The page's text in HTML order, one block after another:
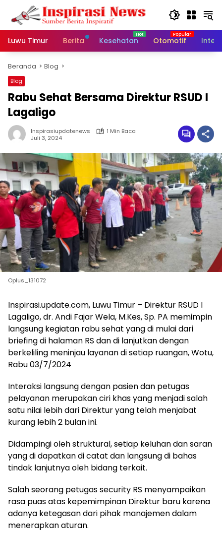
Langsung
konten
Luwu Timur
Berita Kesehatan Otomotif
Beranda Blog
Blog
Rabu Sehat Bersama Direktur RSUD I
Lagaligo
Inspirasiupdatenews
1 Min Baca
Juli 3, 2024
Oplus_131072
Inspirasi.update.com, Luwu Timur – Direktur RSUD I
Lagaligo, dr. Andi Fajar Wela, M.Kes, Sp. PA memimpin
langsung kegiatan rabu sehat yang di mulai dari
briefing di halaman RS dan di lanjutkan dengan
berkeliling meninjau layanan di setiap ruangan, Wotu,
Rabu 03/7/2024
Interaksi langsung dengan pasien dan petugas
pelayanan merupakan ciri khas yang menjadi salah
satu nilai lebih dari Direktur yang telah menjabat
kurang lebih 2 bulan ini.
Didampingi oleh struktural, setiap keluhan dan saran
yang di dapatkan di catat dan langsung di bahas
tindak lanjutnya oleh bidang terkait.
Salah seorang petugas security RS menyampaikan
rasa puas atas kepemimpinan Direktur baru karena
adanya ketegasan dari pihak manajemen dalam
menerapkan aturan.